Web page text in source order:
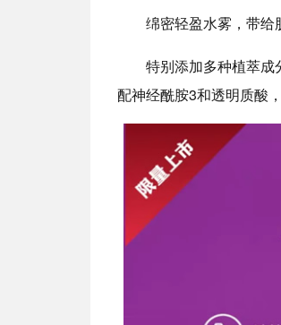
绵密轻盈水雾，带给
特别添加多种植萃成
配神经酰胺3和透明质酸